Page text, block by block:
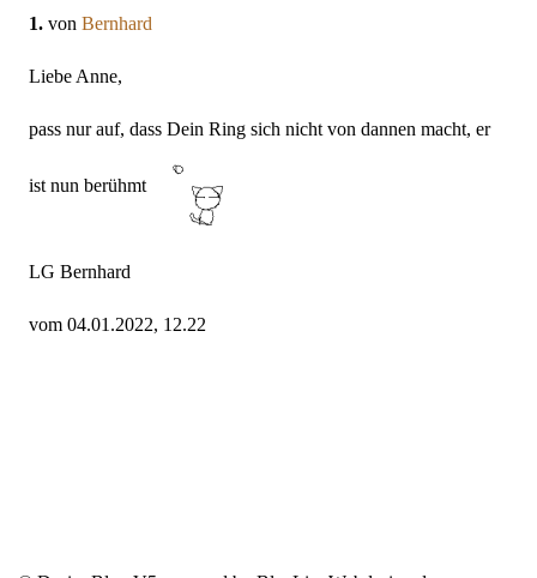
1. von Bernhard
Liebe Anne,
pass nur auf, dass Dein Ring sich nicht von dannen macht, er
ist nun berühmt
LG Bernhard
vom 04.01.2022, 12.22